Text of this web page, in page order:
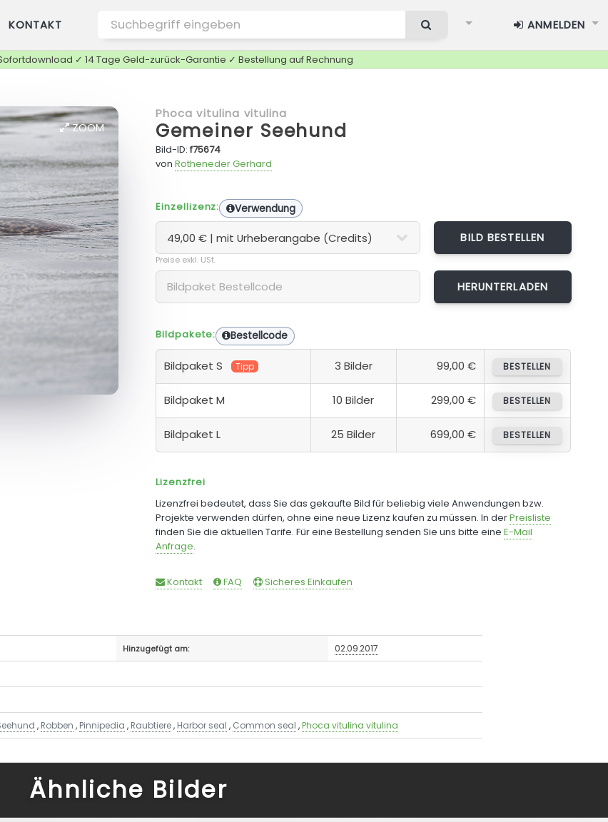
KONTAKT ANMELDEN
✓ 14 Tage Geld-zurück-Garantie ✓ Bestellung auf Rechnung
ZOOM
Phoca vitulina vitulina
Gemeiner Seehund
Bild-ID:f75674
von Rotheneder Gerhard
Einzellizenz: Verwendung
BILD BESTELLEN
Preise exkl. USt.
Bildpakete: Bestellcode
Bildpaket S Tipp 3 Bilder 99,00 € BESTELLEN
Bildpaket M 10 Bilder 299,00 € BESTELLEN
Bildpaket L 25 Bilder 699,00 € BESTELLEN
Lizenzfrei
Lizenzfrei bedeutet, dass Sie das gekaufte Bild für beliebig viele Anwendungen bzw.
Projekte verwenden dürfen, ohne eine neue Lizenz kaufen zu müssen. In derPreisliste
finden Sie die aktuellen Tarife. Für eine Bestellung senden Sie uns bitte eine E-Mail
Anfrage.
Kontakt FAQ Sicheres Einkaufen
Hinzugefügt am: 02.09.2017
, Robben , Pinnipedia , Raubtiere, Harbor seal , Common seal ,Phoca vitulina vitulina
Ähnliche Bilder